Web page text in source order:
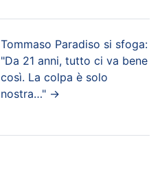
Tommaso Paradiso si sfoga:
"Da 21 anni, tutto ci va bene
così. La colpa è solo
nostra…"→